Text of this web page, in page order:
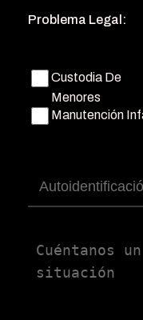
Problema Legal:
Custodia De
Menores
Manutención
Untitled